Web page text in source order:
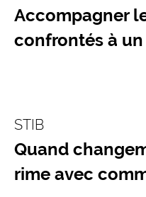
Accompagner
confrontés à
STIB
Quand
rime avec